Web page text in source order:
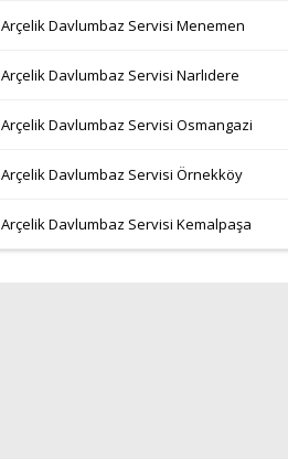
Arçelik Davlumbaz Servisi Menemen
Arçelik Davlumbaz Servisi Narlıdere
Arçelik Davlumbaz Servisi Osmangazi
Arçelik Davlumbaz Servisi Örnekköy
Arçelik Davlumbaz Servisi Kemalpaşa